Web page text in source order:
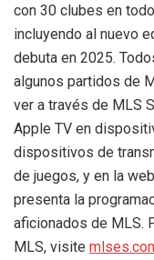
con 30 clubes en
incluyendo al nuevo
debuta en 2025.
algunos partidos de
ver a través de MLS
Apple TV en
dispositivos de
de juegos, y en la
presenta la
aficionados de MLS.
MLS, visite